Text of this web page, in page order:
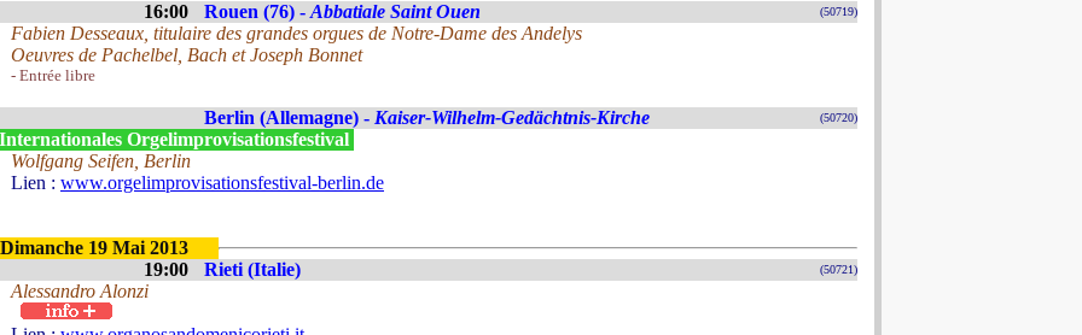
16:00 Rouen (76) - Abbatiale Saint Ouen (50719)
Fabien Desseaux, titulaire des grandes orgues de Notre-Dame des Andelys
Oeuvres de Pachelbel, Bach et Joseph Bonnet
- Entrée libre
Berlin (Allemagne) - Kaiser-Wilhelm-Gedächtnis-Kirche (50720)
Orgelimprovisationsfestival
Wolfgang Seifen, Berlin
Lien : www.orgelimprovisationsfestival-berlin.de
Dimanche 19 Mai 2013
19:00
Rieti (Italie) (50721)
Alessandro Alonzi